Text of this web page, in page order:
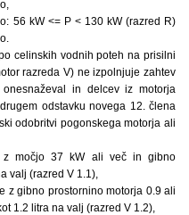
56 kW <= P < 130 kW (razred R)
celinskih vodnih poteh na prisilni
razreda V) ne izpolnjuje zahtev
in delcev iz motorja
odstavku novega 12. člena
odobritvi pogonskega motorja ali
močjo 37 kW ali več in gibno
valj (razred V 1.1),
z gibno prostornino motorja 0.9 ali
1.2 litra na valj (razred V 1.2),